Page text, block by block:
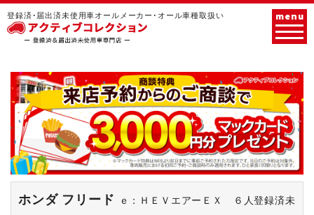
登録済･届出済未使用車オールメーカー･オール車種取扱い menu
ホンダ フリード
ｅ：ＨＥＶエアーＥＸ ６人登録済未